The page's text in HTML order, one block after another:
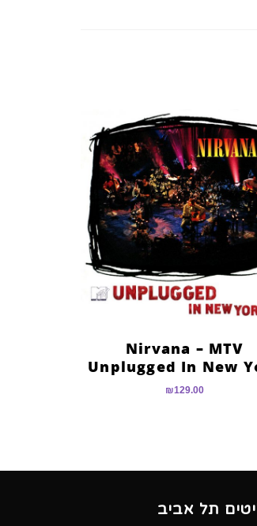
Nirvana – MTV
Unplugged In New
₪129.00
תל אביב